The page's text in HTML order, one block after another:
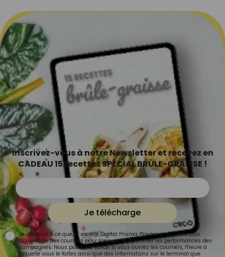
Inscrivez-vous à notre Newsletter et recevez en
CADEAU 15 recettes SPÉCIAL BRÛLE-GRAISSE !
Je télécharge
Je consens à ce que la société Digital Prisma Players analyse le taux
d'ouverture des courriels pour mesurer et optimiser les performances des
campagnes. Nous pourrons savoir si vous ouvrez les courriels, l'heure à
laquelle vous le faites ainsi que des informations sur le terminal que